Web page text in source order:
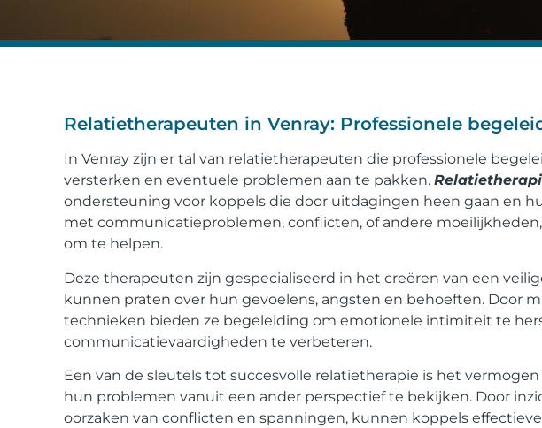
Relatietherapeuten in Venray: Professionele
In Venray zijn er tal van relatietherapeuten die professionele
versterken en eventuele problemen aan te pakken.
ondersteuning voor koppels die door uitdagingen heen gaan en
met communicatieproblemen, conflicten, of andere
om te helpen.
Deze therapeuten zijn gespecialiseerd in het creëren van een
kunnen praten over hun gevoelens, angsten en behoeften. Door
technieken bieden ze begeleiding om emotionele intimiteit te
communicatievaardigheden te verbeteren.
Een van de sleutels tot succesvolle relatietherapie is het
hun problemen vanuit een ander perspectief te bekijken. Door
oorzaken van conflicten en spanningen, kunnen koppels